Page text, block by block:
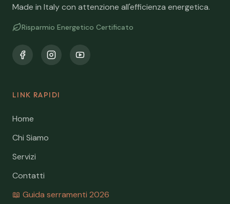
Made in Italy con attenzione all'efficienza energetica.
Risparmio Energetico Certificato
LINK RAPIDI
Home
Chi Siamo
Servizi
Contatti
📖 Guida serramenti 2026